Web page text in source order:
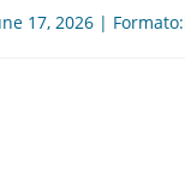
17, 2026 |